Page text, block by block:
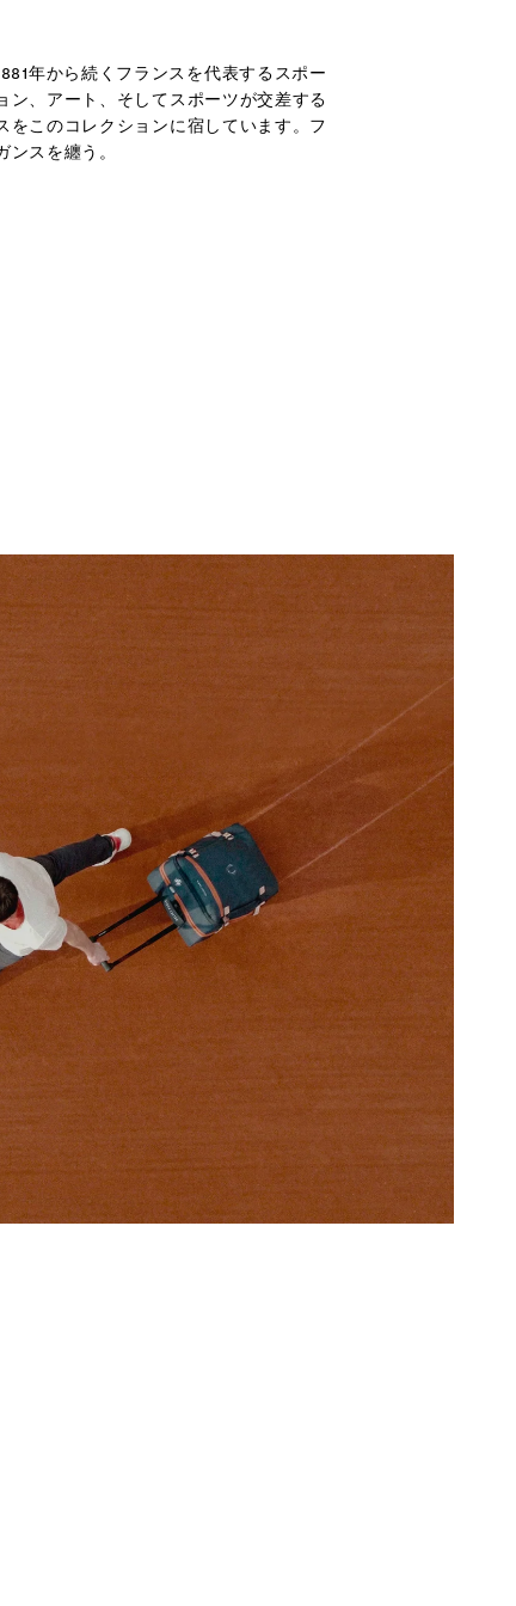
年から続くフランスを代表するスポー
ン、アート、そしてスポーツが交差する
をこのコレクションに宿しています。フ
ンスを纏う。